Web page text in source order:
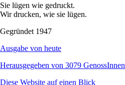
Sie lügen wie gedruckt.
Wir drucken, wie sie lügen.
Gegründet 1947
Ausgabe von heute
Herausgegeben von 3079 GenossInnen
Diese Website auf einen Blick